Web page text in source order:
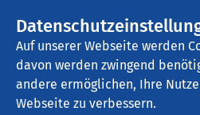
Auf unserer Webseite werden
davon werden zwingend
andere ermöglichen, Ihre
Webseite zu verbessern.
AMEOS Eingliederung Gut
Petershagen